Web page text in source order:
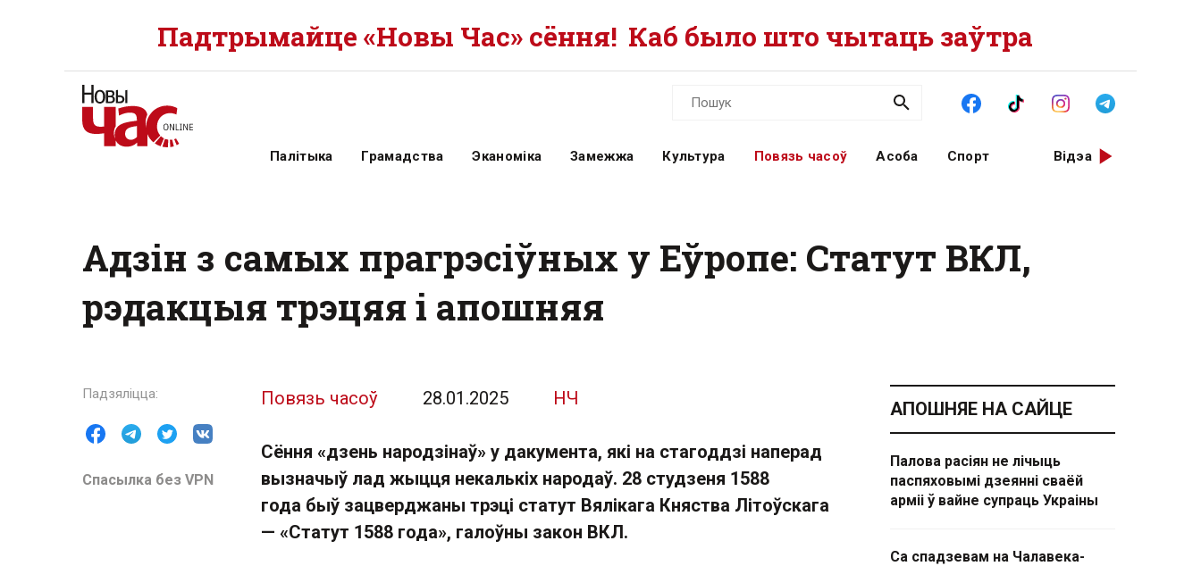
Падтрымайце «Новы Час» сёння! Каб было што чытаць заўтра
Палітыка Грамадства Эканоміка Замежжа Культура Повязь часоў Асоба Спорт Відэа
Адзін з самых прагрэсіўных у Еўропе: Статут ВКЛ,
рэдакцыя трэцяя і апошняя
Спасылка без VPN
Повязь часоў 28.01.2025 НЧ
Сёння «дзень народзінаў» у дакумента, які на стагоддзі наперад
вызначыў лад жыцця некалькіх народаў. 28 студзеня 1588
года быў зацверджаны трэці статут Вялікага Княства Літоўскага
— «Статут 1588 года», галоўны закон ВКЛ.
АПОШНЯЕ НА САЙЦЕ
Палова расіян не лічыць
паспяховымі дзеянні сваёй
арміі ў вайне супраць Украіны
Са спадзевам на Чалавека-